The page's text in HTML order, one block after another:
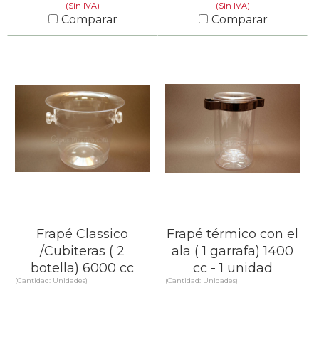
(Sin IVA)
Comparar
(Sin IVA)
Comparar
Frapé Classico
/Cubiteras ( 2
botella) 6000 cc
(Cantidad: Unidades)
Frapé térmico con el
ala ( 1 garrafa) 1400
cc - 1 unidad
(Cantidad: Unidades)